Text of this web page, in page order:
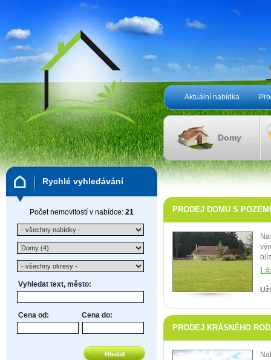
Aktuální nabídka
Domy
Rychlé vyhledávání
Počet nemovitostí v nabídce: 21
Vyhledat text, město:
Cena od: Cena do:
PRODEJ DOMU S
PRODEJ KRÁSNÉHO